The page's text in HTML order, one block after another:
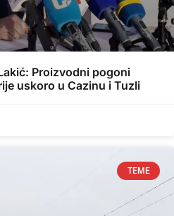
Proizvodni pogoni
uskoro u Cazinu i Tuzli
TEME